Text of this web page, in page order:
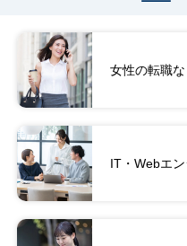
女性の転職な
IT・Webエ